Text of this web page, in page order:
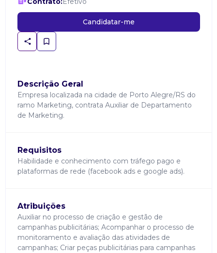
Candidatar-me
Descrição Geral
Empresa localizada na cidade de Porto Alegre/RS do
ramo Marketing, contrata Auxiliar de Departamento
de Marketing.
Requisitos
Habilidade e conhecimento com tráfego pago e
plataformas de rede (facebook ads e google ads).
Atribuições
Auxiliar no processo de criação e gestão de
campanhas publicitárias; Acompanhar o processo de
monitoramento e avaliação das atividades de
campanhas; Criar peças publicitárias para campanhas